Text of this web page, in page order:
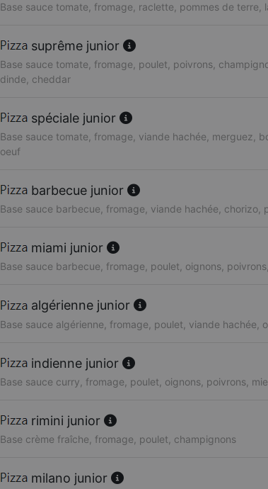
Base sauce tomate, fromage, raclette, pommes de terre,
suprême junior
Base sauce tomate, fromage, poulet, poivrons,
dinde, cheddar
spéciale junior
Base sauce tomate, fromage, viande hachée, merguez,
oeuf
barbecue junior
Base sauce barbecue, fromage, viande hachée, chorizo,
miami junior
Base sauce barbecue, fromage, poulet, oignons,
algérienne junior
Base sauce algérienne, fromage, poulet, viande hachée,
indienne junior
Base sauce curry, fromage, poulet, oignons, poivrons,
rimini junior
Base crème fraîche, fromage, poulet, champignons
milano junior